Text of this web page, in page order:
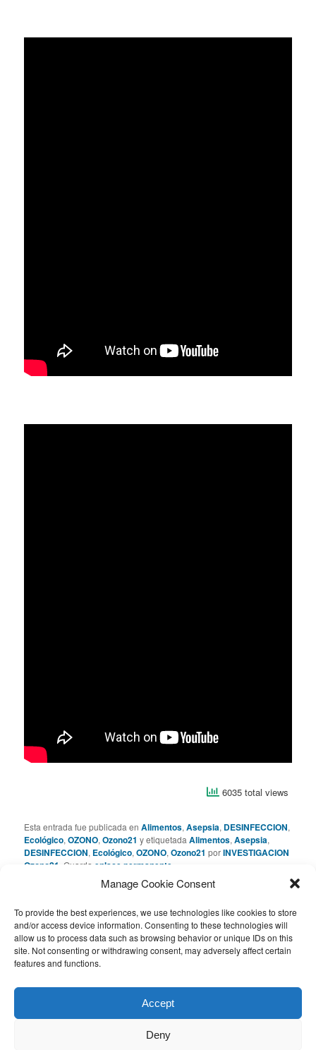
Manage Cookie Consent
To provide the best experiences, we use technologies like cookies to store
and/or access device information. Consenting to these technologies will
allow us to process data such as browsing behavior or unique IDs on this
site. Not consenting or withdrawing consent, may adversely affect certain
features and functions.
Accept
Deny
6035 total views
Esta entrada fue publicada enAlimentos,Asepsia, DESINFECCION,
Ecológico,OZONO,Ozono21 y etiquetadaAlimentos,Asepsia,
DESINFECCION, Ecológico,OZONO,Ozono21 porINVESTIGACION
Ozono21 . Guarda enlace permanente
Deja una respuesta
Lo siento, debes estar conectadopara publicar un
comentario.
Este sitio usa Akismet para reducir el spam.
procesan los datos de tus comentarios.